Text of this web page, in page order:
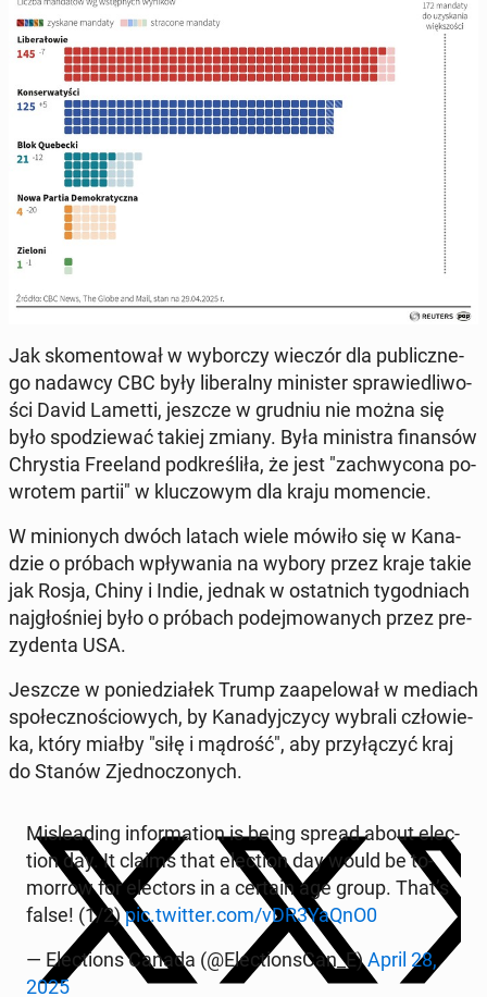
Jak sko­men­to­wał w wy­bor­czy wieczór dla pu­blicz­ne­
go nadawcy CBC były li­be­ral­ny mi­ni­ster spra­wie­dli­wo­
ści David Lametti, jeszcze w grudniu nie można się
było spo­dzie­wać takiej zmiany. Była mi­ni­stra fi­nan­sów
Chry­stia Fre­eland pod­kre­śli­ła, że jest "za­chwy­co­na po­
wro­tem partii" w klu­czo­wym dla kraju mo­men­cie.
W mi­nio­nych dwóch latach wiele mówiło się w Ka­na­
dzie o próbach wpły­wa­nia na wybory przez kraje takie
jak Rosja, Chiny i Indie, jednak w ostat­nich ty­go­dniach
naj­gło­śniej było o próbach po­dej­mo­wa­nych przez pre­
zy­den­ta USA.
Jeszcze w po­nie­dzia­łek Trump za­ape­lo­wał w mediach
spo­łecz­no­ścio­wych, by Ka­na­dyj­czy­cy wybrali czło­wie­
ka, który miałby "siłę i mądrość", aby przy­łą­czyć kraj
do Stanów Zjed­no­czo­nych.
Mi­sle­ading in­for­ma­tion is being spread about elec­
tion day. It claims that elec­tion day would be to­
mor­row for elec­tors in a certain age group. That’s
false! (1/2)pic.twitter.com/vDR3YaQnO0
— Elec­tions Canada (@Elec­tion­sCan_E)April 28,
2025